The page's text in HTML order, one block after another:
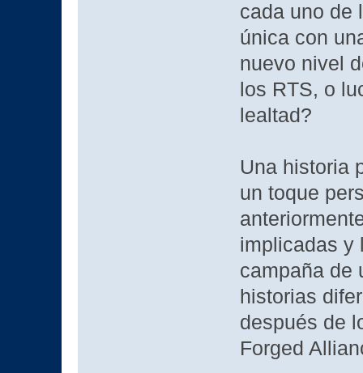
cada uno de
única con
nuevo nivel
los RTS, o
lealtad?
Una historia
un toque
implicadas y
campaña de
historias
después de
Forged